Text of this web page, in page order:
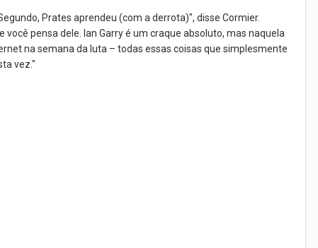
Prates aprendeu (com a derrota)", disse Cormier.
pensa dele. Ian Garry é um craque absoluto, mas naquela
na semana da luta – todas essas coisas que simplesmente
vez."